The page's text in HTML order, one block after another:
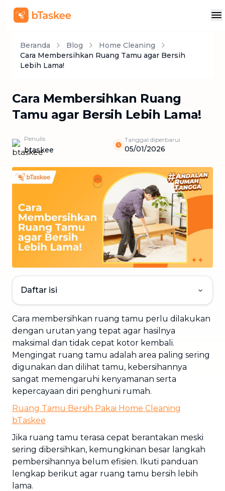
Beranda Blog
Home Cleaning
Cara Membersihkan Ruang Tamu agar Bersih
Lebih Lama!
Cara Membersihkan Ruang
Tamu agar Bersih Lebih Lama!
Penulis
btaskee
Tanggal diperbarui
05/01/2026
Daftar isi
Cara membersihkan ruang tamu perlu dilakukan
dengan urutan yang tepat agar hasilnya
maksimal dan tidak cepat kotor kembali.
Mengingat ruang tamu adalah area paling sering
digunakan dan dilihat tamu, kebersihannya
sangat memengaruhi kenyamanan serta
kepercayaan diri penghuni rumah.
Ruang Tamu Bersih Pakai Home Cleaning
bTaskee
Jika ruang tamu terasa cepat berantakan meski
sering dibersihkan, kemungkinan besar langkah
pembersihannya belum efisien. Ikuti panduan
lengkap berikut agar ruang tamu bersih lebih
lama.